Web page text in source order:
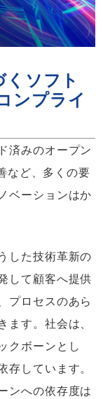
ソフト
ンプライ
済みのオープン
など、多くの要
ベーションはか
した技術革新の
して顧客へ提供
プロセスのあら
ます。社会は、
クボーンとし
存しています。
ンへの依存度は